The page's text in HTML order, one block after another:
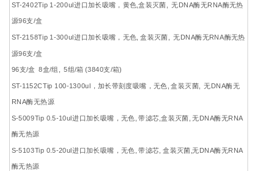
ST-2402Tip 1-200ul进口加长吸嘴，黄色,盒装灭菌, 无DNA酶无RNA酶无热
源96支/盒
ST-2158Tip 1-300ul进口加长吸嘴，无色, 盒装灭菌, 无DNA酶无RNA酶无热
源96支/盒
96支/盒 8盒/组, 5组/箱 (3840支/箱)
ST-1152CTip 100-1300ul，加长带刻度吸嘴，无色, 盒装灭菌, 无DNA酶无
RNA酶无热源
S-5009Tip 0.5-10ul进口加长吸嘴，无色, 带滤芯,盒装灭菌, 无DNA酶无RNA
酶无热源
S-5103Tip 0.5-20ul进口加长吸嘴，无色, 带滤芯, 盒装灭菌,无DNA酶无RNA
酶无热源